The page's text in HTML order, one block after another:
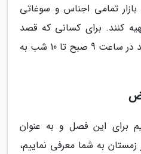
تمامی اجناس و سوغاتی
کنند. برای کسانی که قصد
خرید از بازار رضا را دارند باید در ساعت 9 صبح تا 10 شب به
برای این فصل و به عنوان
به شما معرفی نماییم،